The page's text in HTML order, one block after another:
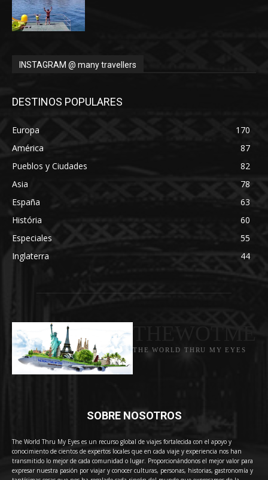
INSTAGRAM @ many travellers
DESTINOS POPULARES
Europa
170
América
87
Pueblos y Ciudades
82
Asia
78
España
63
História
60
Especiales
55
Inglaterra
44
THE WORLD THRU MY EYES
SOBRE NOSOTROS
The World Thru My Eyes es un recurso global de viajes fortalecida con el apoyo y
conocimiento de cientos de expertos locales que en cada viaje y experiencia nos han
transmitido lo mejor de cada comunidad o lugar. Proporcionándonos el mejor valor para
expresar nuestra pasión por viajar y conocer culturas, personas, historias, gastronomía y